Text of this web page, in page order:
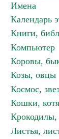
Имена
Календарь
Книги,
Компьютер
Коровы,
Козы, овцы
Космос,
Кошки,
Крокодилы,
Листья,